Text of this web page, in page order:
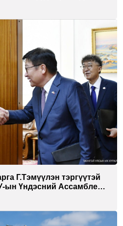
Г.Тэмүүлэн тэргүүтэй
Үндэсний Ассамблейн
уулзав